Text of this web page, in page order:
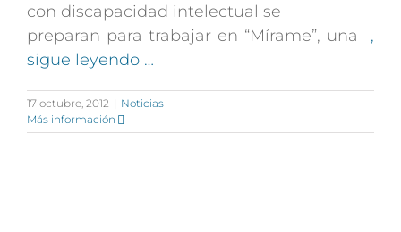
con discapacidad intelectual se
preparan para trabajar en “Mírame”, una ,
sigue leyendo …
17 octubre, 2012 | Noticias
Más información